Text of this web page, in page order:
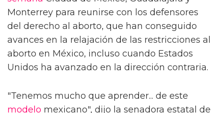
Monterrey para reunirse con los defensores
del derecho al aborto, que han conseguido
avances en la relajación de las restricciones al
aborto en México, incluso cuando Estados
Unidos ha avanzado en la dirección contraria.
"Tenemos mucho que aprender... de este
modelo mexicano", dijo la senadora estatal de